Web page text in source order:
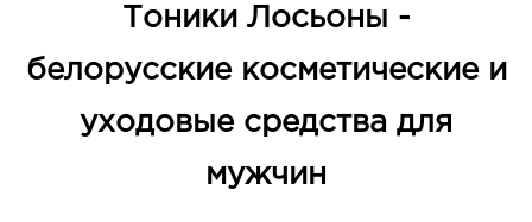
Тоники Лосьоны -
белорусские косметические и
уходовые средства для
мужчин